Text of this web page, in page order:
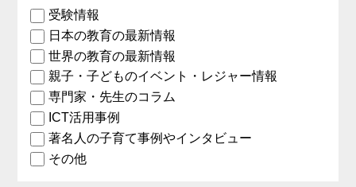
受験情報
日本の教育の最新情報
世界の教育の最新情報
親子・子どものイベント・レジャー情報
専門家・先生のコラム
ICT活用事例
著名人の子育て事例やインタビュー
その他